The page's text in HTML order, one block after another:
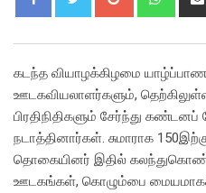
கடந்த வியாழக்கிழமை
ஊடகவியலாளர்களும்,
பிரதிநிதிகளும் சேர்ந்து
நடாத்தினார்கள். சுமாராக
தொகையினர் இதில்
ஊடகங்கள், கொழும்பை